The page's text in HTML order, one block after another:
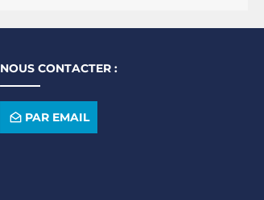
NOUS CONTACTER :
PAR EMAIL